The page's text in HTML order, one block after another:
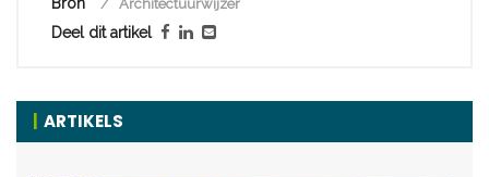
Bron Architectuurwijzer
Deel dit artikel
ARTIKELS